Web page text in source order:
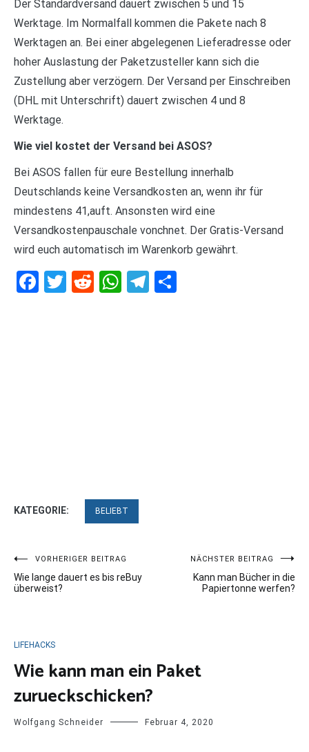
Der Standardversand dauert zwischen 5 und 15
Werktage. Im Normalfall kommen die Pakete nach 8
Werktagen an. Bei einer abgelegenen Lieferadresse oder
hoher Auslastung der Paketzusteller kann sich die
Zustellung aber verzögern. Der Versand per Einschreiben
(DHL mit Unterschrift) dauert zwischen 4 und 8
Werktage.
Wie viel kostet der Versand bei ASOS?
Bei ASOS fallen für eure Bestellung innerhalb
Deutschlands keine Versandkosten an, wenn ihr für
mindestens 41,auft. Ansonsten wird eine
Versandkostenpauschale vonchnet. Der Gratis-Versand
wird euch automatisch im Warenkorb gewährt.
Facebook
Twitter
RedditWhatsApp
Telegram
KATEGORIE: BELIEBT
Beitragsnavigation
VORHERIGER BEITRAG
Wie lange dauert es bis reBuy
überweist?
NÄCHSTER BEITRAG
Kann man Bücher in die
Papiertonne werfen?
LIFEHACKS
Wie kann man ein Paket
zurueckschicken?
Wolfgang Schneider Februar 4, 2020